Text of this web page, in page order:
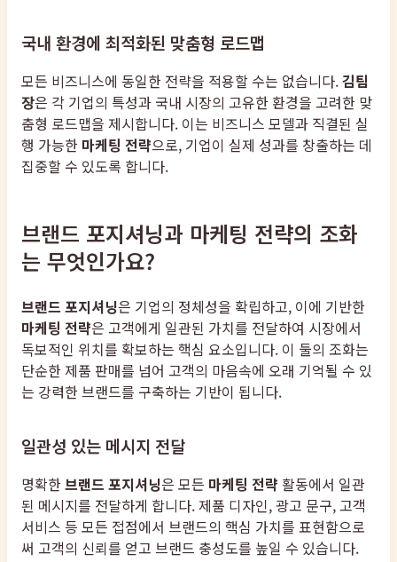
국내 환경에 최적화된 맞춤형 로드맵
모든 비즈니스에 동일한 전략을 적용할 수는 없습니다.김팀
장은 각 기업의 특성과 국내 시장의 고유한 환경을 고려한 맞
춤형 로드맵을 제시합니다. 이는 비즈니스 모델과 직결된 실
행 가능한 마케팅 전략으로, 기업이 실제 성과를 창출하는 데
집중할 수 있도록 합니다.
브랜드 포지셔닝과 마케팅 전략의 조화
는 무엇인가요?
브랜드 포지셔닝은 기업의 정체성을 확립하고, 이에 기반한
마케팅 전략은 고객에게 일관된 가치를 전달하여 시장에서
독보적인 위치를 확보하는 핵심 요소입니다. 이 둘의 조화는
단순한 제품 판매를 넘어 고객의 마음속에 오래 기억될 수 있
는 강력한 브랜드를 구축하는 기반이 됩니다.
일관성 있는 메시지 전달
명확한브랜드 포지셔닝은 모든 마케팅 전략 활동에서 일관
된 메시지를 전달하게 합니다. 제품 디자인, 광고 문구, 고객
서비스 등 모든 접점에서 브랜드의 핵심 가치를 표현함으로
써 고객의 신뢰를 얻고 브랜드 충성도를 높일 수 있습니다.